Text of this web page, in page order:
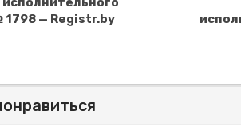
1798 — Registr.by